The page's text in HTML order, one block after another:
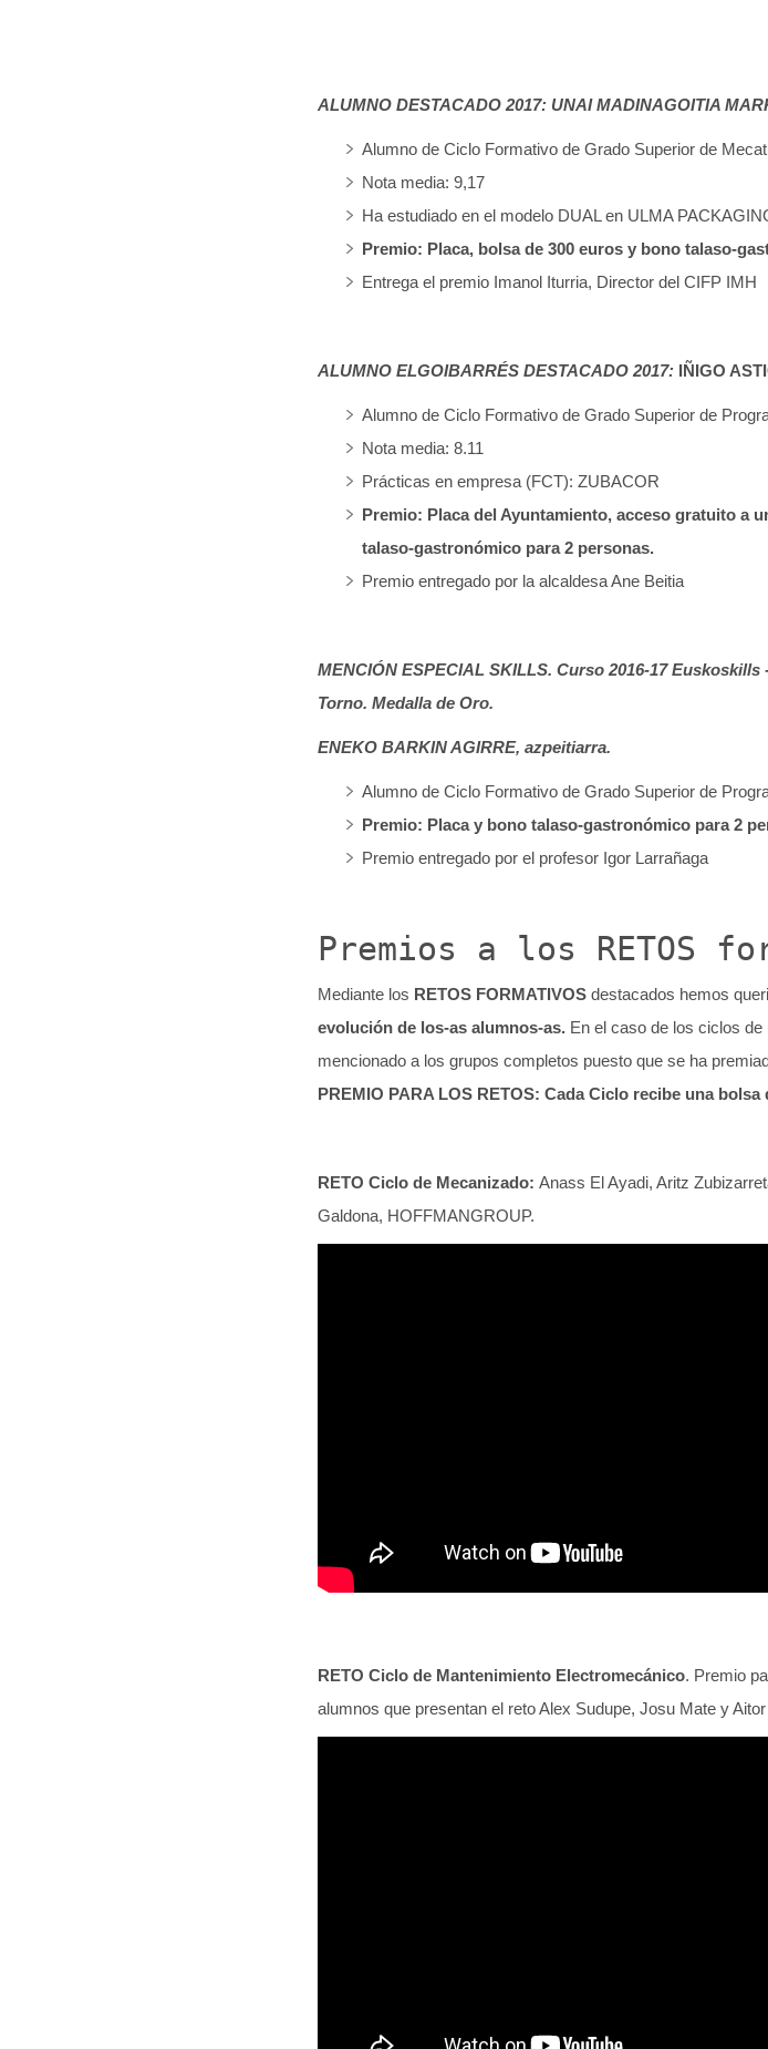
ALUMNO DESTACADO 2017: UNAI MADINAGOITIA
Alumno de Ciclo Formativo de Grado Superior de
Nota media: 9,17
Ha estudiado en el modelo DUAL en ULMA
Premio: Placa, bolsa de 300 euros y bono talaso-
Entrega el premio Imanol Iturria, Director del CIFP IMH
ALUMNO ELGOIBARRÉS DESTACADO 2017: IÑIGO
Alumno de Ciclo Formativo de Grado Superior de
Nota media: 8.11
Prácticas en empresa (FCT): ZUBACOR
Premio: Placa del Ayuntamiento, acceso gratuito a
talaso-gastronómico para 2 personas.
Premio entregado por la alcaldesa Ane Beitia
MENCIÓN ESPECIAL SKILLS. Curso 2016-17
Torno. Medalla de Oro.
ENEKO BARKIN AGIRRE, azpeitiarra.
Alumno de Ciclo Formativo de Grado Superior de
Premio: Placa y bono talaso-gastronómico para 2
Premio entregado por el profesor Igor Larrañaga
Premios a los RETOS
Mediante los RETOS FORMATIVOS destacados hemos
evolución de los-as alumnos-as. En el caso de los ciclos
mencionado a los grupos completos puesto que se ha
PREMIO PARA LOS RETOS: Cada Ciclo recibe una bolsa
RETO Ciclo de Mecanizado: Anass El Ayadi, Aritz
Galdona, HOFFMANGROUP.
RETO Ciclo de Mantenimiento Electromecánico. Premio
alumnos que presentan el reto Alex Sudupe, Josu Mate y